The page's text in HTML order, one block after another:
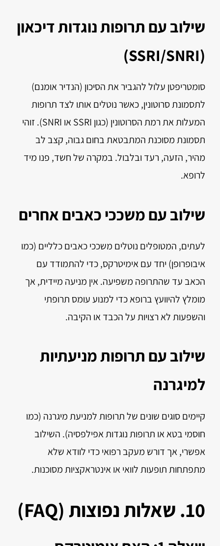
שילוב עם תרופות נוגדות דיכאון
(SSRI/SNRI)
סומטריפטן עלול להגביר את הסיכון (הנדיר אומנם)
לתסמונת סרוטונין, כאשר נוטלים אותו לצד תרופות
המעלות את רמת הסרוטונין (כגון SSRI או SNRI). זוהי
תסמונת מסוכנת המתבטאת בחום גבוה, קצב לב
מהיר, הזעה, רעד ובלבול. במקרה של חשד, פנו מיד
לרופא.
שילוב עם משככי כאבים אחרים
לעתים, המטופלים נוטלים משככי כאבים כלליים (כמו
איבופרופן) יחד עם אימיטרקס, כדי להתמודד עם
הכאב עד שהתרופה משפיעה. אין מניעה מיידית, אך
מומלץ להיוועץ ברופא כדי למנוע עומס תרופתי
והשפעות לא רצויות על הכבד או הקיבה.
שילוב עם תרופות מניעתיות
למיגרנה
קיימים סוגים שונים של תרופות למניעת מיגרנה (כמו
חוסמי בטא או תרופות נוגדות אפילפסיה). השילוב
אפשרי, אך דורש מעקב רפואי כדי לוודא שלא
מתפתחות תופעות לוואי או אינטראקציות מסוכנות.
10. שאלות נפוצות (FAQ)